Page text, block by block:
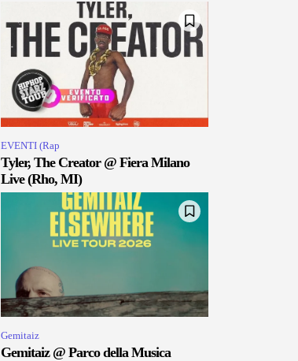
EVENTI (Rap
Tyler, The Creator @ Fiera Milano
Live (Rho, MI)
Gemitaiz
Gemitaiz @ Parco della Musica